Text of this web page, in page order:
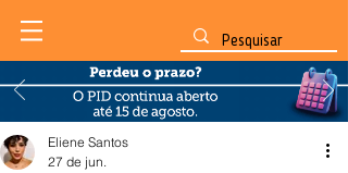
Eliene Santos
27 de jun.